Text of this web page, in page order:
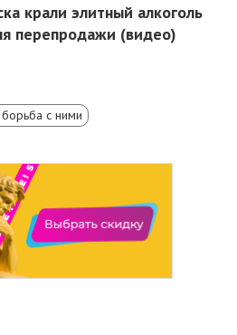
крали элитный алкоголь
перепродажи (видео)
с ними